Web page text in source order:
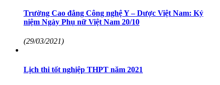
Trường Cao đẳng Công nghệ Y – Dược Việt Nam: Kỷ
niệm Ngày Phụ nữ Việt Nam 20/10
(29/03/2021)
Lịch thi tốt nghiệp THPT năm 2021